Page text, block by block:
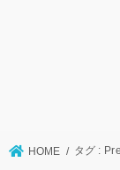
HOME タグ :